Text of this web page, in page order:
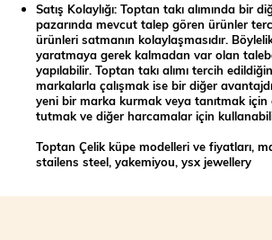
Satış Kolaylığı: Toptan takı alımında bir
pazarında mevcut talep gören ürünler
ürünleri satmanın kolaylaşmasıdır.
yaratmaya gerek kalmadan var olan
yapılabilir. Toptan takı alımı tercih
markalarla çalışmak ise bir diğer
yeni bir marka kurmak veya tanıtmak
tutmak ve diğer harcamalar için
Toptan Çelik küpe modelleri ve fiyatları,
stailens steel, yakemiyou, ysx jewellery